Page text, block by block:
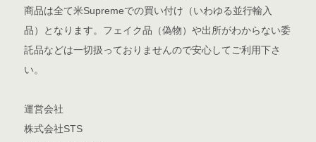
商品は全て米Supremeでの買い付け（いわゆる並行輸入
品）となります。フェイク品（偽物）や出所がわからない委
託品などは一切扱っておりませんので安心してご利用下さ
い。
運営会社
株式会社STS